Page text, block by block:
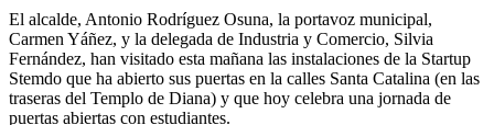
El alcalde, Antonio Rodríguez Osuna, la portavoz municipal,
Carmen Yáñez, y la delegada de Industria y Comercio, Silvia
Fernández, han visitado esta mañana las instalaciones de la Startup
Stemdo que ha abierto sus puertas en la calles Santa Catalina (en las
traseras del Templo de Diana) y que hoy celebra una jornada de
puertas abiertas con estudiantes.